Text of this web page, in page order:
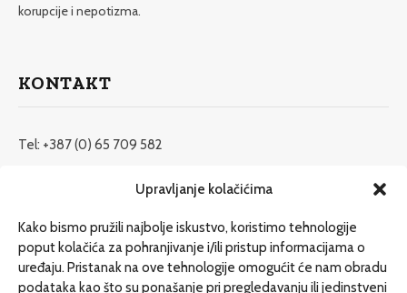
Upravljanje kolačićima
Kako bismo pružili najbolje iskustvo, koristimo tehnologije
poput kolačića za pohranjivanje i/ili pristup informacijama o
uređaju. Pristanak na ove tehnologije omogućit će nam obradu
podataka kao što su ponašanje pri pregledavanju ili jedinstveni
korupcije i nepotizma.
KONTAKT
Tel: +387 (0) 65 709 582
redakcija@etrafika.net
Dosije